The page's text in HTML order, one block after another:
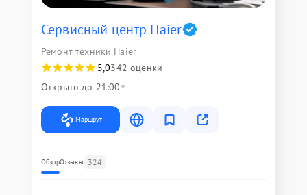
Сервисный центр Haier
Ремонт техники Haier
5,0342 оценки
Открыто до 21:00
Маршрут
ОбзорОтзывы 324